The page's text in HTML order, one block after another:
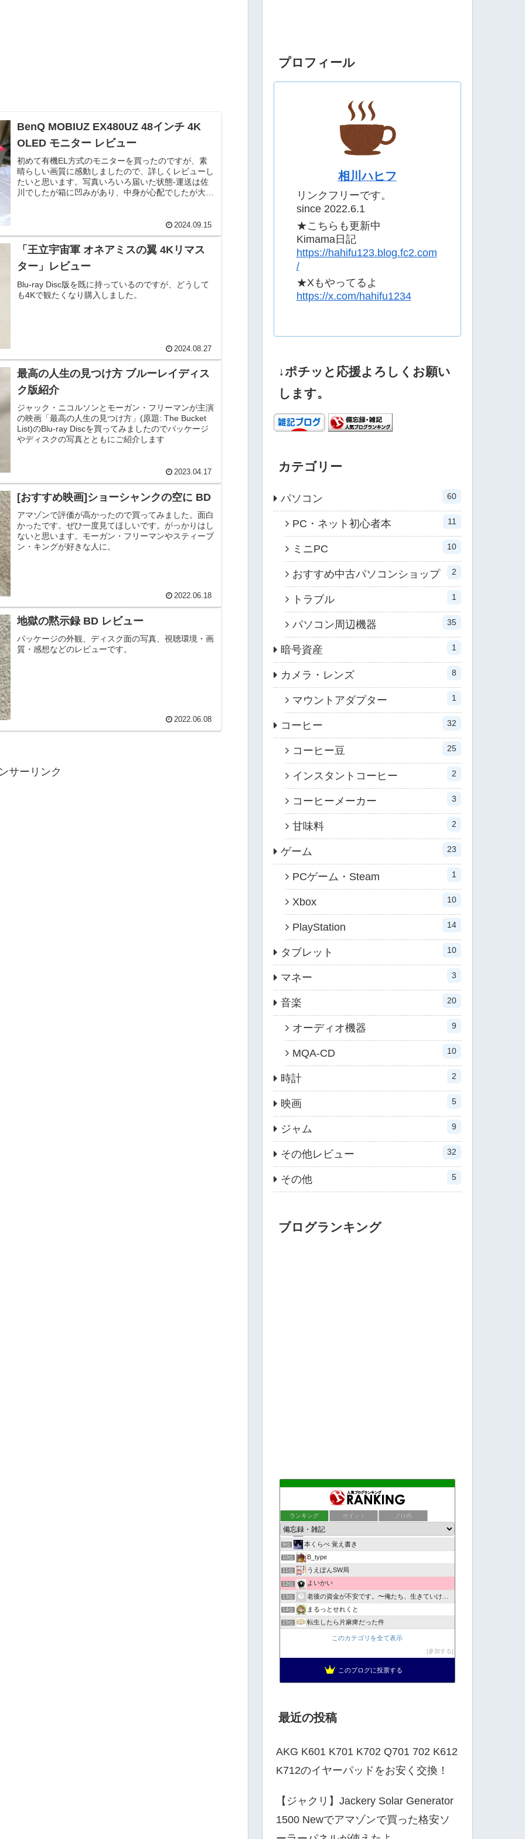
BenQ MOBIUZ EX480UZ 48インチ 4K
OLED モニター レビュー
初めて有機EL方式のモニターを買ったのですが、素
晴らしい画質に感動しましたので、詳しくレビューし
たいと思います。写真いろいろ届いた状態-運送は佐
川でしたが箱に凹みがあり、中身が心配でしたが大丈
2024.09.15
「王立宇宙軍 オネアミスの翼 4Kリマス
ター」レビュー
Blu-ray Disc版を既に持っているのですが、どうして
も4Kで観たくなり購入しました。
2024.08.27
最高の人生の見つけ方 ブルーレイディス
ク版紹介
ジャック・ニコルソンとモーガン・フリーマンが主演
の映画「最高の人生の見つけ方」(原題: The Bucket
List)のBlu-ray Discを買ってみましたのでパッケージ
やディスクの写真とともにご紹介します
2023.04.17
[おすすめ映画]ショーシャンクの空に BD
アマゾンで評価が高かったので買ってみました。面白
かったです。ぜひ一度見てほしいです。がっかりはし
ないと思います。モーガン・フリーマンやスティーブ
ン・キングが好きな人に。
2022.06.18
地獄の黙示録 BD レビュー
パッケージの外観、ディスク面の写真、視聴環境・画
質・感想などのレビューです。
2022.06.08
サーリンク
プロフィール
相川ハヒフ
リンクフリーです。
since 2022.6.1
★こちらも更新中
Kimama日記
https://hahifu123.blog.fc2.com
/
★Xもやってるよ
https://x.com/hahifu1234
↓ポチッと応援よろしくお願い
します。
カテゴリー
パソコン 60
PC・ネット初心者本 11
ミニPC 10
おすすめ中古パソコンショップ 2
トラブル 1
パソコン周辺機器 35
暗号資産 1
カメラ・レンズ 8
マウントアダプター 1
コーヒー 32
コーヒー豆 25
インスタントコーヒー 2
コーヒーメーカー 3
甘味料 2
ゲーム 23
PCゲーム・Steam 1
Xbox 10
PlayStation 14
タブレット 10
マネー 3
音楽 20
オーディオ機器 9
MQA-CD 10
時計 2
映画 5
ジャム 9
その他レビュー 32
その他 5
ブログランキング
ランキング ポイント ブロ画
tyjはらしまの『ヲタわ無れ！（お戯れ）』
天上天下唯我独尊
夢の置き場所
8位 今日はコレ！ 〜南河内発の誰得情報〜
9位 本くらべ 覚え書き
10位 B_type
11位 うえぽんSW局
12位 よいかい
13位 老後の資金が不安です。〜俺たち、生きていけんの！？〜
14位 まるっとせれくと
15位 転生したら片麻痺だった件
まるるの気になる日常 | 気になる日常を調べて発信
ゆるっと京都 DE スローライフ
このカテゴリを全て表示
参加する
このブログに投票する
最近の投稿
AKG K601 K701 K702 Q701 702 K612
K712のイヤーパッドをお安く交換！
【ジャクリ】Jackery Solar Generator
1500 Newでアマゾンで買った格安ソ